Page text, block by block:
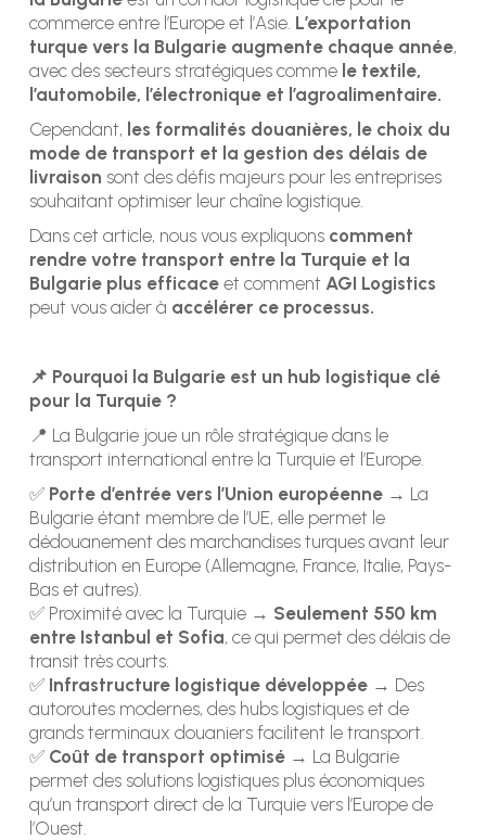
commerce entre l’Europe et l’Asie. L’exportation
turque vers la Bulgarie augmente chaque année,
avec des secteurs stratégiques comme le textile,
l’automobile, l’électronique et l’agroalimentaire.
Cependant, les formalités douanières, le choix du
mode de transport et la gestion des délais de
livraison sont des défis majeurs pour les entreprises
souhaitant optimiser leur chaîne logistique.
Dans cet article, nous vous expliquons comment
rendre votre transport entre la Turquie et la
Bulgarie plus efficaceet comment AGI Logistics
peut vous aider à accélérer ce processus.
📌 Pourquoi la Bulgarie est un hub logistique clé
pour la Turquie ?
📍 La Bulgarie joue un rôle stratégique dans le
transport international entre la Turquie et l’Europe.
✅ Porte d’entrée vers l’Union européenne→ La
Bulgarie étant membre de l’UE, elle permet le
dédouanement des marchandises turques avant leur
distribution en Europe (Allemagne, France, Italie, Pays-
Bas et autres).
✅ Proximité avec la Turquie → Seulement 550 km
entre Istanbul et Sofia, ce qui permet des délais de
transit très courts.
✅ Infrastructure logistique développée→ Des
autoroutes modernes, des hubs logistiques et de
grands terminaux douaniers facilitent le transport.
✅ Coût de transport optimisé→ La Bulgarie
permet des solutions logistiques plus économiques
qu’un transport direct de la Turquie vers l’Europe de
l’Ouest.